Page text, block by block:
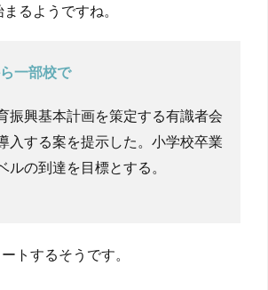
るようですね。
一部校で
振興基本計画を策定する有識者会
入する案を提示した。小学校卒業
の到達を目標とする。
トするそうです。